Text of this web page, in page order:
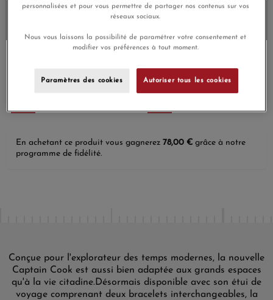
10% de remise avec le code DG10
sans frais
Satisfait ou
En achetant ce produit vous gagnerez 78,00 € grâce à notre
programme de fidélité.
Conçue pour l'explorateur des temps modernes, la nouvelle
Captain Cook est aussi bien adaptée aux grands espaces
qu'à la vie citadine. Désormais disponible avec son étui de
voyage comprenant deux bracelets interchangeables, la
personnalisées et pour vous permettre de partager nos contenus sur vos
réseaux sociaux.
Nous vous laissons la possibilité de paramétrer votre consentement et
modifier vos préférences à tout moment.
Paramètres des cookies Autoriser tous les cookies